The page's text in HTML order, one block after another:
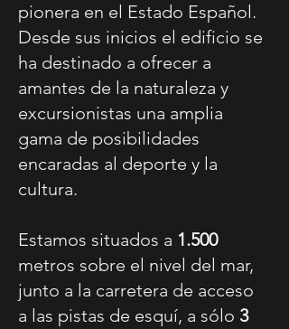
pionera en el Estado Español.
Desde sus inicios el edificio se
ha destinado a ofrecer a
amantes de la naturaleza y
excursionistas una amplia
gama de posibilidades
encaradas al deporte y la
cultura.
Estamos situados a 1.500
metros sobre el nivel del mar,
junto a la carretera de acceso
a las pistas de esquí, a sólo 3